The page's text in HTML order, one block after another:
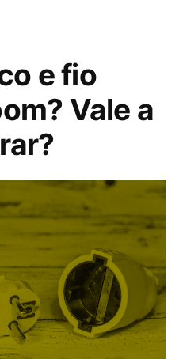
e fio
Vale a